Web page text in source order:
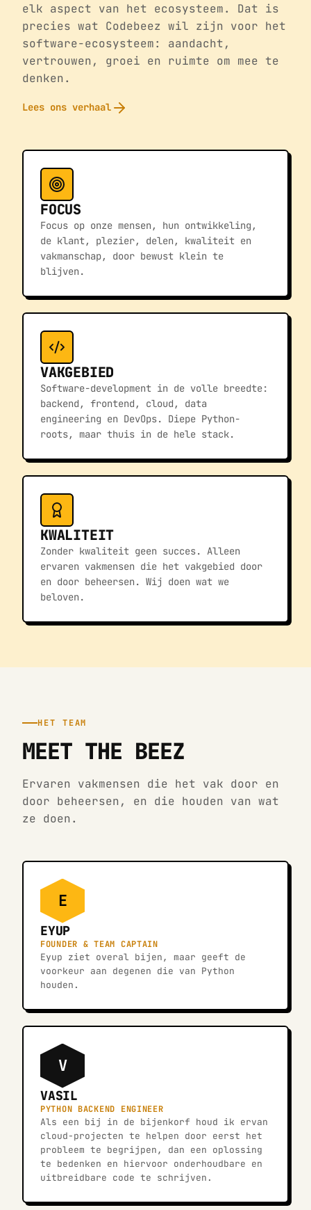
elk aspect van het ecosysteem. Dat is
precies wat Codebeez wil zijn voor het
software-ecosysteem: aandacht,
vertrouwen, groei en ruimte om mee te
denken.
Lees ons verhaal
FOCUS
Focus op onze mensen, hun ontwikkeling,
de klant, plezier, delen, kwaliteit en
vakmanschap, door bewust klein te
blijven.
VAKGEBIED
Software-development in de volle breedte:
backend, frontend, cloud, data
engineering en DevOps. Diepe Python-
roots, maar thuis in de hele stack.
KWALITEIT
Zonder kwaliteit geen succes. Alleen
ervaren vakmensen die het vakgebied door
en door beheersen. Wij doen wat we
beloven.
HET TEAM
MEET THE BEEZ
Ervaren vakmensen die het vak door en
door beheersen, en die houden van wat
ze doen.
E
EYUP
FOUNDER & TEAM CAPTAIN
Eyup ziet overal bijen, maar geeft de
voorkeur aan degenen die van Python
houden.
V
VASIL
PYTHON BACKEND ENGINEER
Als een bij in de bijenkorf houd ik ervan
cloud-projecten te helpen door eerst het
probleem te begrijpen, dan een oplossing
te bedenken en hiervoor onderhoudbare en
uitbreidbare code te schrijven.